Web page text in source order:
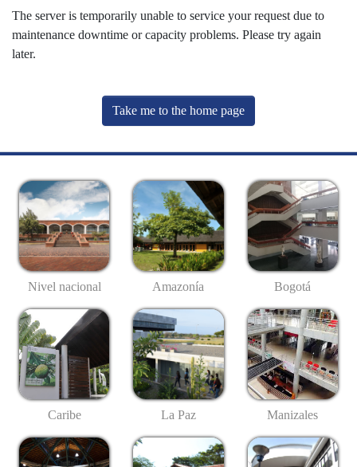
The server is temporarily unable to service your request due to
maintenance downtime or capacity problems. Please try again
later.
Take me to the home page
Nivel nacional Amazonía Bogotá
Caribe La Paz Manizales